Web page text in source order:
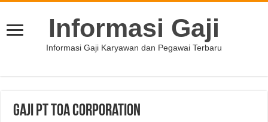
Informasi Gaji
Informasi Gaji Karyawan dan Pegawai Terbaru
Gaji PT TOA Corporation